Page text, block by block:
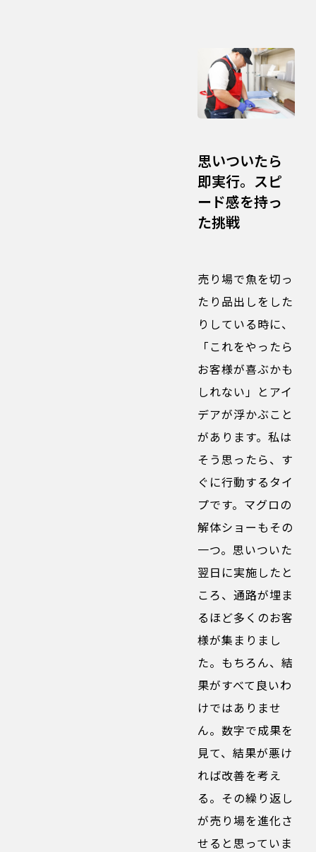
思いついたら
即実行。スピ
ード感を持っ
た挑戦
売り場で魚を切っ
たり品出しをした
りしている時に、
「これをやったら
お客様が喜ぶかも
しれない」とアイ
デアが浮かぶこと
があります。私は
そう思ったら、す
ぐに行動するタイ
プです。マグロの
解体ショーもその
一つ。思いついた
翌日に実施したと
ころ、通路が埋ま
るほど多くのお客
様が集まりまし
た。もちろん、結
果がすべて良いわ
けではありませ
ん。数字で成果を
見て、結果が悪け
れば改善を考え
る。その繰り返し
が売り場を進化さ
せると思っていま